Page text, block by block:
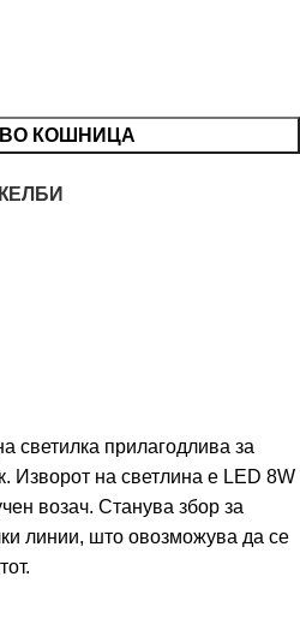
КОШНИЦА
светилка прилагодлива за
Изворот на светлина е LED 8W
возач. Станува збор за
линии, што овозможува да се